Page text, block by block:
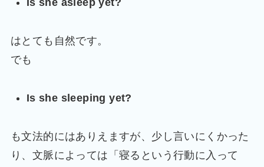
Is she asleep yet?
はとても自然です。
でも
Is she sleeping yet?
も文法的にはありえますが、少し言いにくかった
り、文脈によっては「寝るという行動に入って